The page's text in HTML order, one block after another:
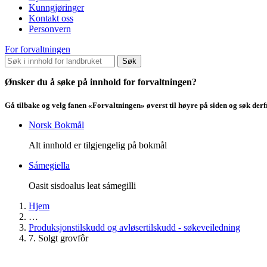
Kunngjøringer
Kontakt oss
Personvern
For forvaltningen
Søk
Ønsker du å søke på innhold for forvaltningen?
Gå tilbake og velg fanen «Forvaltningen» øverst til høyre på siden og søk
Norsk Bokmål
Alt innhold er tilgjengelig på bokmål
Sámegiella
Oasit sisdoalus leat sámegilli
Hjem
…
Produksjonstilskudd og avløsertilskudd - søkeveiledning
7. Solgt grovfôr